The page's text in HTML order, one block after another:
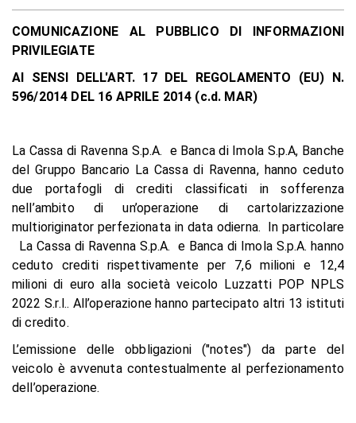
COMUNICAZIONE AL PUBBLICO DI INFORMAZIONI
PRIVILEGIATE
AI SENSI DELL'ART. 17 DEL REGOLAMENTO (EU) N.
596/2014 DEL 16 APRILE 2014 (c.d. MAR)
La Cassa di Ravenna S.p.A. e Banca di Imola S.p.A, Banche
del Gruppo Bancario La Cassa di Ravenna, hanno ceduto
due portafogli di crediti classificati in sofferenza
nell’ambito di un’operazione di cartolarizzazione
multioriginator perfezionata in data odierna. In particolare
La Cassa di Ravenna S.p.A. e Banca di Imola S.p.A. hanno
ceduto crediti rispettivamente per 7,6 milioni e 12,4
milioni di euro alla società veicolo Luzzatti POP NPLS
2022 S.r.l.. All’operazione hanno partecipato altri 13 istituti
di credito.
L’emissione delle obbligazioni ("notes") da parte del
veicolo è avvenuta contestualmente al perfezionamento
dell’operazione.